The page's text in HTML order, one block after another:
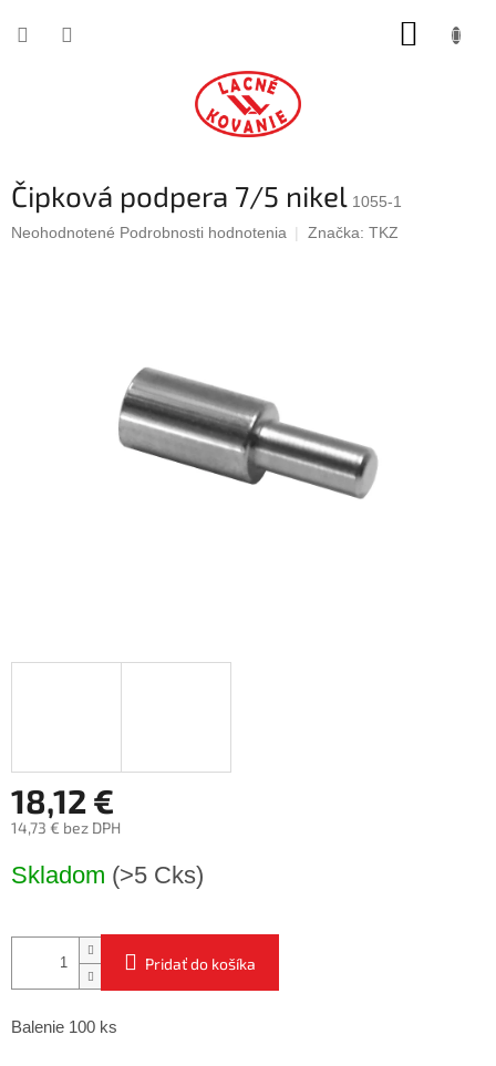
Čipková podpera 7/5 nikel 1055-1
Priemerné
Neohodnotené Podrobnosti hodnotenia Značka: TKZ
18,12 €
14,73 € bez DPH
cena:
Skladom (>5 Cks)
Pridať do košíka
Balenie 100 ks